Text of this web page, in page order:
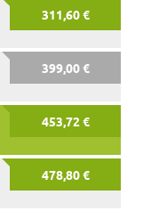
311,60 €
399,00 €
453,72 €
478,80 €